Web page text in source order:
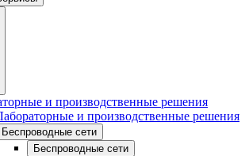
и производственные решения
и производственные решения
Беспроводные сети
Беспроводные сети